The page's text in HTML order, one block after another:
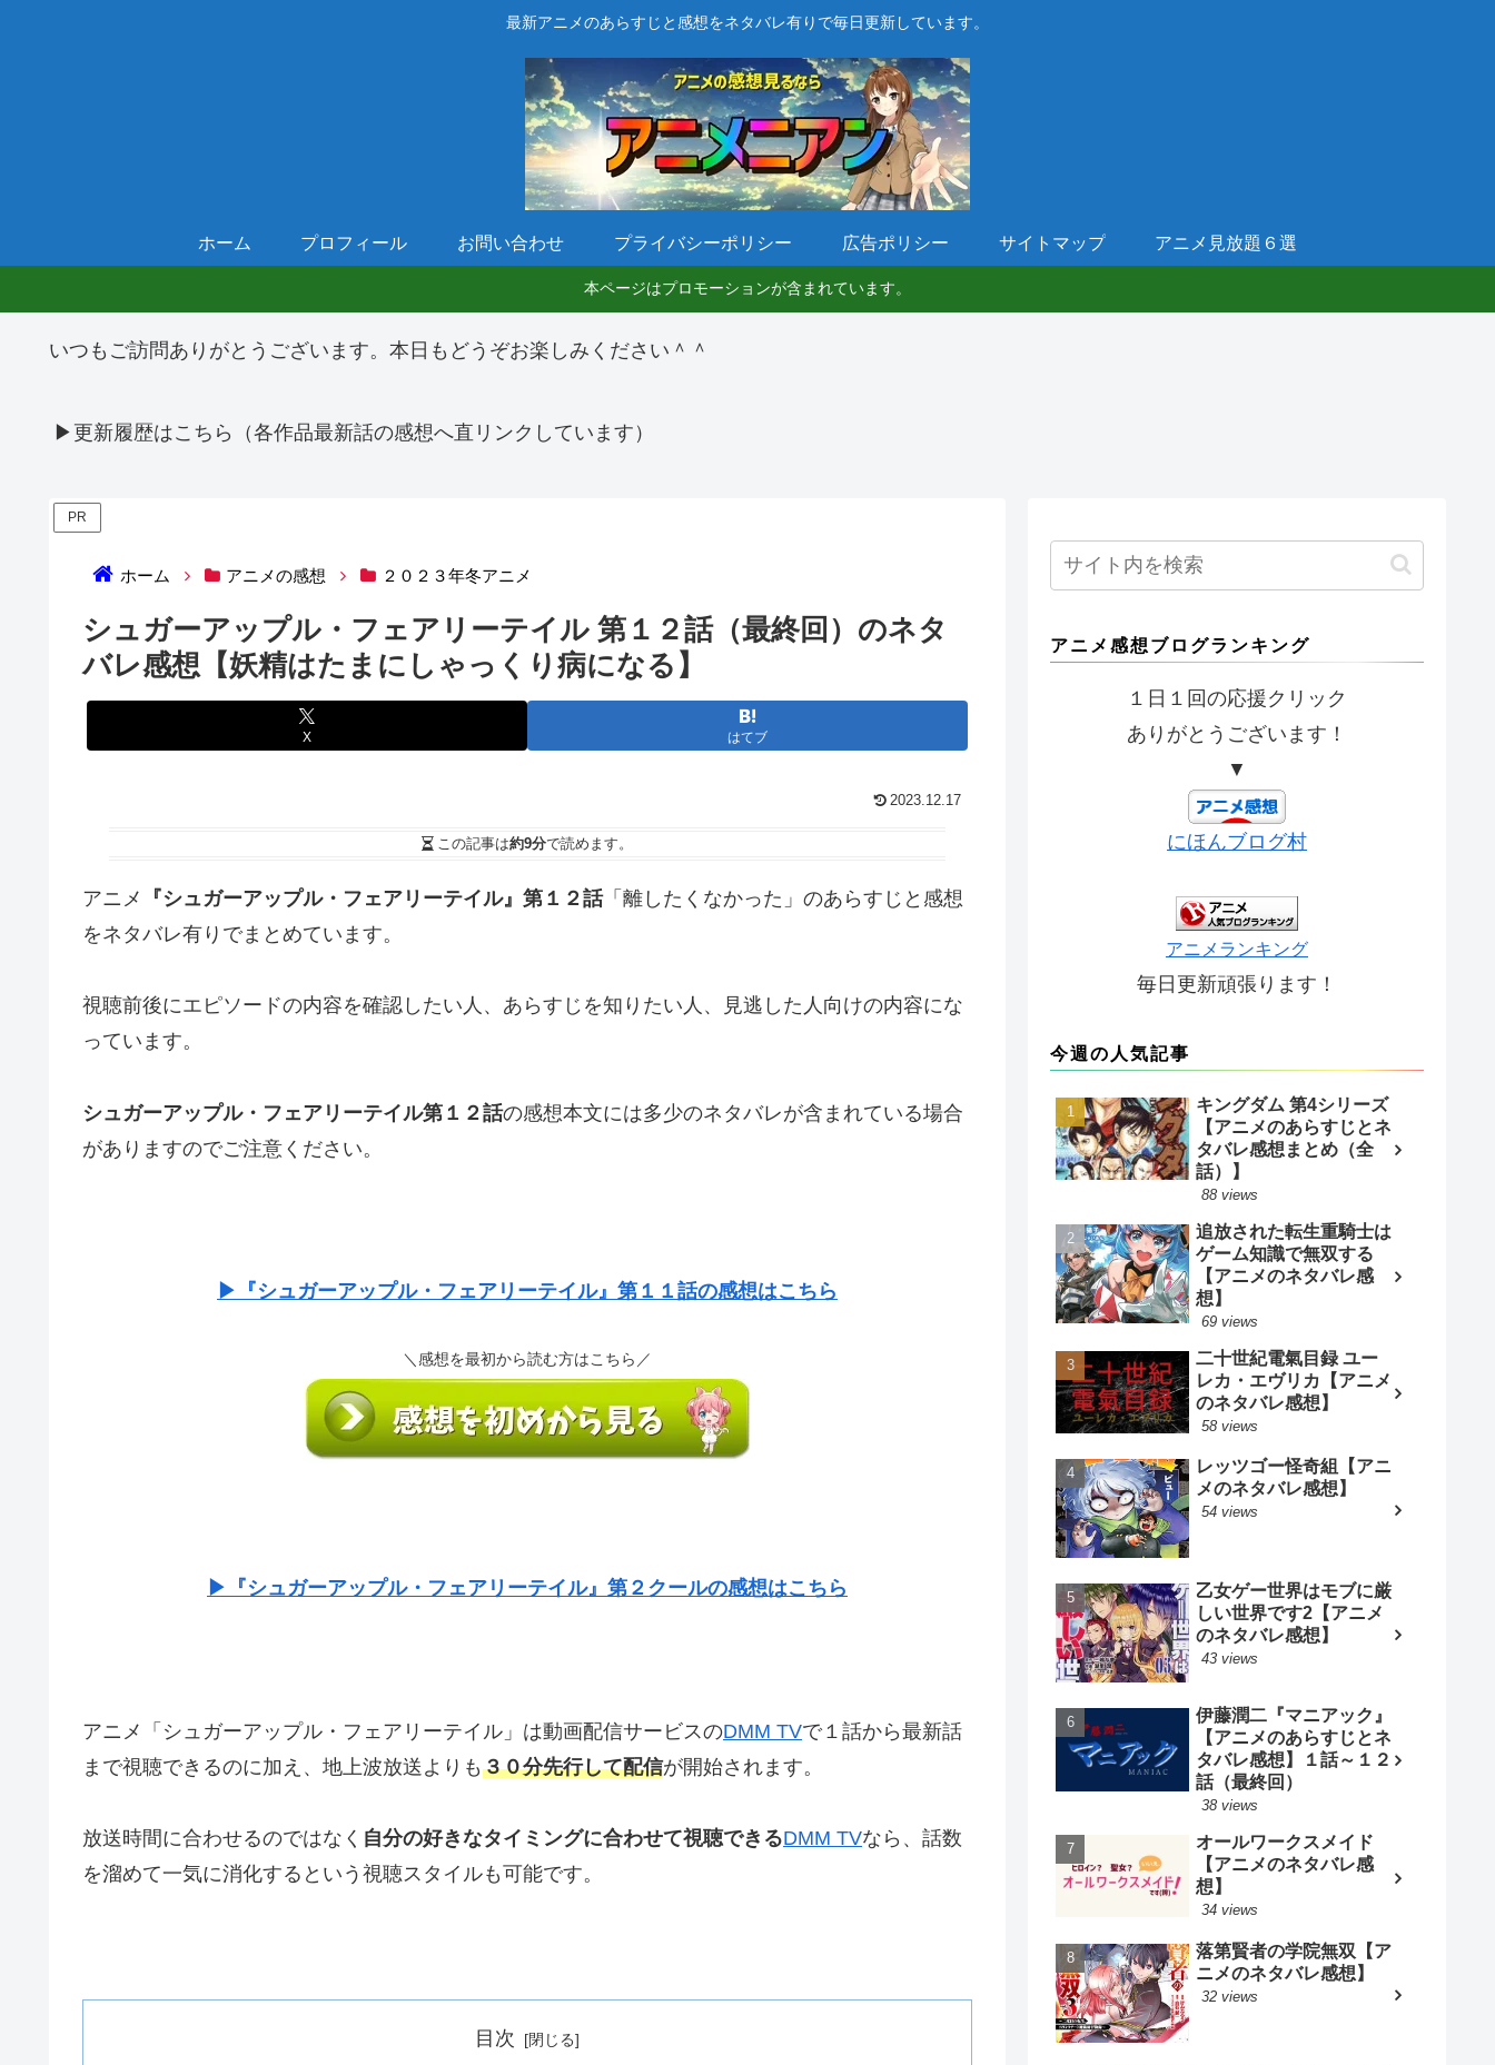
最新アニメのあらすじと感想をネタバレ有りで毎日更新しています。
ホーム プロフィール お問い合わせ プライバシーポリシー 広告ポリシー サイトマップ アニメ見放題６選
本ページはプロモーションが含まれています。
いつもご訪問ありがとうございます。本日もどうぞお楽しみください＾＾
▶更新履歴はこちら（各作品最新話の感想へ直リンクしています）
PR
ホーム アニメの感想 ２０２３年冬アニメ
シュガーアップル・フェアリーテイル 第１２話（最終回）のネタ
バレ感想【妖精はたまにしゃっくり病になる】
X はてブ
2023.12.17
この記事は約9分で読めます。
アニメ 『シュガーアップル・フェアリーテイル』第１２話「離したくなかった」のあらすじと感想
をネタバレ有りでまとめています。
視聴前後にエピソードの内容を確認したい人、あらすじを知りたい人、見逃した人向けの内容にな
っています。
シュガーアップル・フェアリーテイル第１２話の感想本文には多少のネタバレが含まれている場合
がありますのでご注意ください。
▶『シュガーアップル・フェアリーテイル』第１１話の感想はこちら
＼感想を最初から読む方はこちら／
▶『シュガーアップル・フェアリーテイル』第２クールの感想はこちら
アニメ「シュガーアップル・フェアリーテイル」は動画配信サービスのDMM TVで１話から最新話
まで視聴できるのに加え、地上波放送よりも３０分先行して配信が開始されます。
放送時間に合わせるのではなく 自分の好きなタイミングに合わせて視聴できるDMM TVなら、話数
を溜めて一気に消化するという視聴スタイルも可能です。
目次
アニメ感想ブログランキング
１日１回の応援クリック
ありがとうございます！
▼
にほんブログ村
アニメランキング
毎日更新頑張ります！
今週の人気記事
キングダム 第4シリーズ
【アニメのあらすじとネ
タバレ感想まとめ（全
話）】
88 views
追放された転生重騎士は
ゲーム知識で無双する
【アニメのネタバレ感
想】
69 views
二十世紀電氣目録 ユー
レカ・エヴリカ【アニメ
のネタバレ感想】
58 views
レッツゴー怪奇組【アニ
メのネタバレ感想】
54 views
乙女ゲー世界はモブに厳
しい世界です2【アニメ
のネタバレ感想】
43 views
伊藤潤二『マニアック』
【アニメのあらすじとネ
タバレ感想】１話～１２
話（最終回）
38 views
オールワークスメイド
【アニメのネタバレ感
想】
34 views
落第賢者の学院無双【ア
ニメのネタバレ感想】
32 views